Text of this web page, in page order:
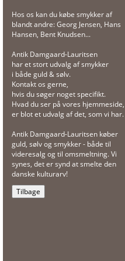
Hos os kan du købe smykker af
blandt andre: Georg Jensen, Hans
Hansen, Bent Knudsen...
Antik Damgaard-Lauritsen
har et stort udvalg af smykker
i både guld & sølv.
Kontakt os gerne,
hvis du søger noget specifikt.
Hvad du ser på vores hjemmeside,
er blot et udvalg af det, som vi har.
Antik Damgaard-Lauritsen køber
guld, sølv og smykker - både til
videresalg og til omsmeltning. Vi
synes, det er synd at smelte den
danske kulturarv!
Tilbage